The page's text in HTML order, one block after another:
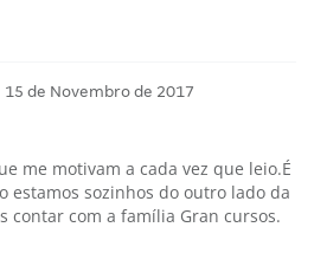
15 de Novembro de 2017
me motivam a cada vez que leio.É
estamos sozinhos do outro lado da
contar com a família Gran cursos.